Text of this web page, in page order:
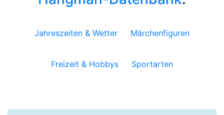
Jahreszeiten & Wetter Märchenfiguren
Freizeit & Hobbys Sportarten